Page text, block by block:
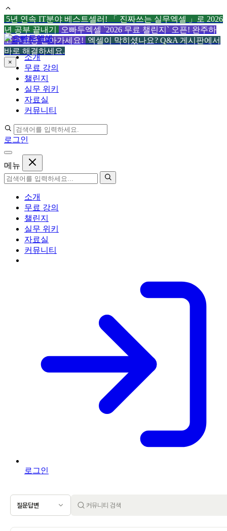
5년 연속 IT분야 베스트셀러! 「 진짜쓰는 실무엑셀 」로 2026
년 공부 끝내기
오빠두엑셀 `2026 무료 챌린지` 오픈! 완주하
고 수료증 받아가세요! 엑셀이 막히셨나요? Q&A 게시판에서
바로 해결하세요.
×
컨
텐
츠
로
소개
무료 강의
챌린지
실무 위키
자료실
커뮤니티
로그인
메뉴
소개
무료 강의
챌린지
실무 위키
자료실
커뮤니티
로그인
질문답변